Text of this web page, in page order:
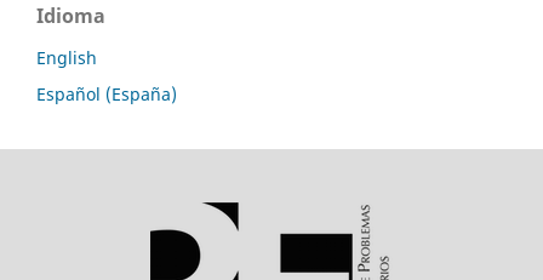
Idioma
English
Español (España)